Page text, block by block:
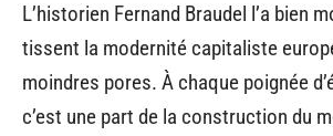
L’historien Fernand Braudel l’a bien
tissent la modernité capitaliste
moindres pores. À chaque poignée
c’est une part de la construction du